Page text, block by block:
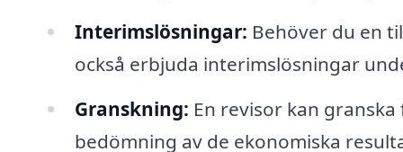
Interimslösningar: Behöver du en
också erbjuda interimslösningar
Granskning: En revisor kan
bedömning av de ekonomiska